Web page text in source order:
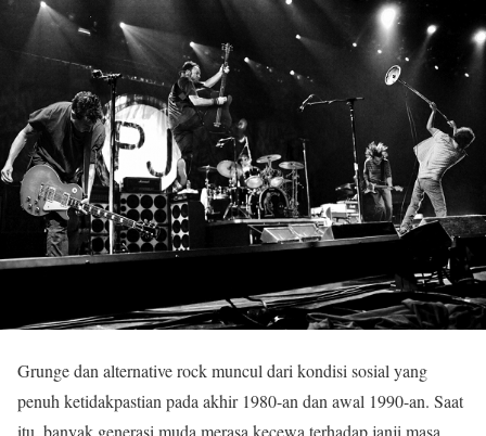
Grunge dan alternative rock muncul dari kondisi sosial yang
penuh ketidakpastian pada akhir 1980-an dan awal 1990-an. Saat
itu, banyak generasi muda merasa kecewa terhadap janji masa